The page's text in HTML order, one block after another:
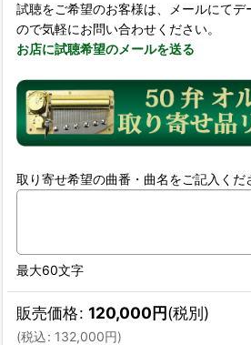
試聴をご希望のお客様は、メールにてデ
ので気軽にお問い合わせください。
お店に試聴希望のメールを送る
取り寄せ希望の曲番・曲名をご記入くだ
最大60文字
販売価格: 120,000円(税別)
(税込: 132,000円)